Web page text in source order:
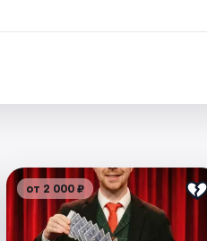
от 2 000 ₽